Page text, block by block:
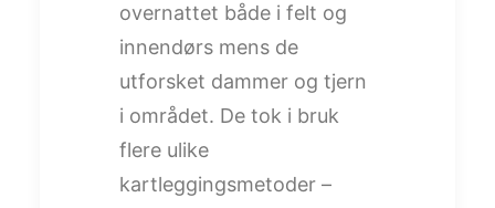
overnattet både i felt og
innendørs mens de
utforsket dammer og tjern
i området. De tok i bruk
flere ulike
kartleggingsmetoder –